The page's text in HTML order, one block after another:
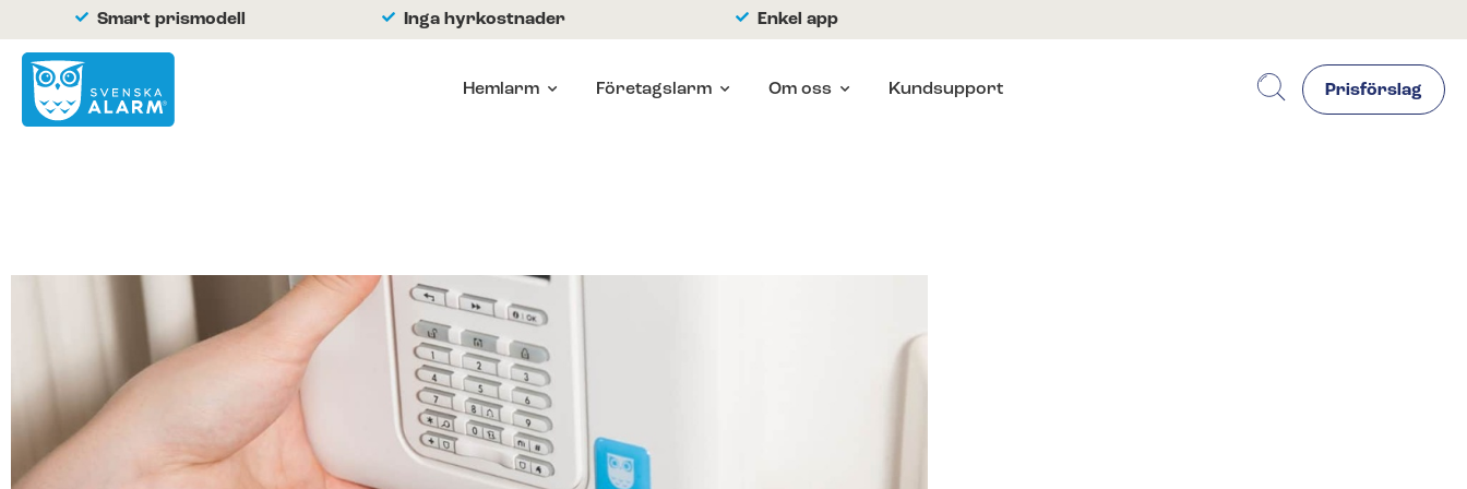
Smart prismodell Inga hyrkostnader Enkel app
Hemlarm Företagslarm Om oss Kundsupport Prisförslag
Hemlarm